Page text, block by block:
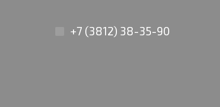
+7 (3812) 38-35-90